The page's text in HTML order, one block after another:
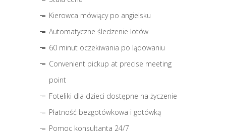
Kierowca mówiący po angielsku
Automatyczne śledzenie lotów
60 minut oczekiwania po lądowaniu
Convenient pickup at precise meeting
point
Foteliki dla dzieci dostępne na życzenie
Płatność bezgotówkowa i gotówką
Pomoc konsultanta 24/7